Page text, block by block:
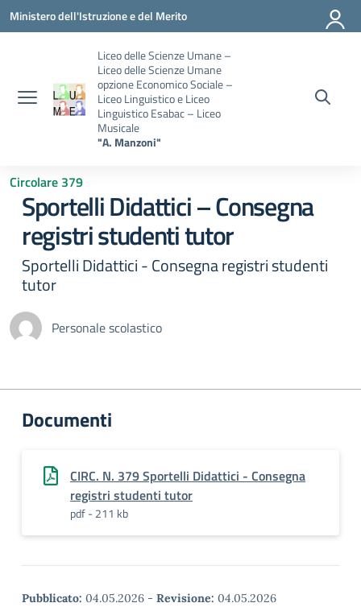
Vai ai contenuti
Vai al menu di navigazione
Vai al footer
Ministero dell'Istruzione e del Merito
Liceo delle Scienze Umane –
Liceo delle Scienze Umane
opzione Economico Sociale –
Liceo Linguistico e Liceo
Linguistico Esabac – Liceo
Musicale
"A. Manzoni"
Circolare 379
Sportelli Didattici – Consegna
registri studenti tutor
Sportelli Didattici - Consegna registri studenti
tutor
Personale scolastico
Documenti
CIRC. N. 379 Sportelli Didattici - Consegna
registri studenti tutor
pdf - 211 kb
Pubblicato: 04.05.2026 - Revisione: 04.05.2026